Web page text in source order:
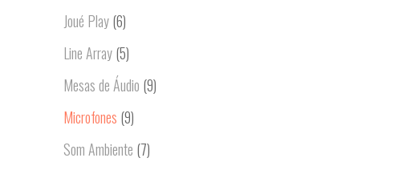
Joué Play(6)
Line Array(5)
Mesas de Áudio (9)
Microfones (9)
Som Ambiente (7)